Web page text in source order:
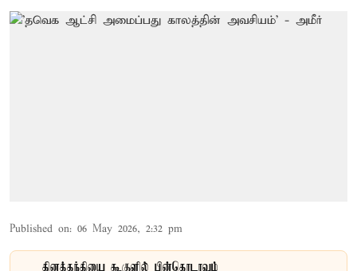
Published on: 06 May 2026, 2:32 pm
தினத்தந்தியை கூகுளில் பின்தொடரவும்